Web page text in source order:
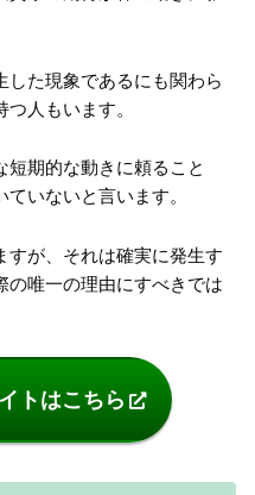
した現象であるにも関わら
人もいます。
期的な動きに頼ること
いないと言います。
すが、それは確実に発生す
の唯一の理由にすべきでは
トはこちら